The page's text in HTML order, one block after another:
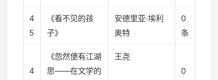
4
5
《看不见的孩
子》
安德里亚·埃利
奥特
0
条
4
《忽然便有江湖
思——在文学的
王尧
0